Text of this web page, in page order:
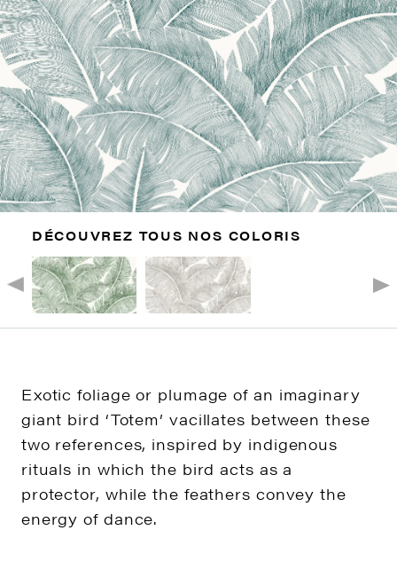
DÉCOUVREZ TOUS NOS COLORIS
Exotic foliage or plumage of an imaginary
giant bird ‘Totem’ vacillates between these
two references, inspired by indigenous
rituals in which the bird acts as a
protector, while the feathers convey the
energy of dance.